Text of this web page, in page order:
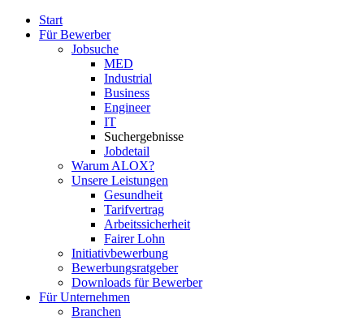
Start
Für Bewerber
Jobsuche
MED
Industrial
Business
Engineer
IT
Suchergebnisse
Jobdetail
Warum ALOX?
Unsere Leistungen
Gesundheit
Tarifvertrag
Arbeitssicherheit
Fairer Lohn
Initiativbewerbung
Bewerbungsratgeber
Downloads für Bewerber
Für Unternehmen
Branchen